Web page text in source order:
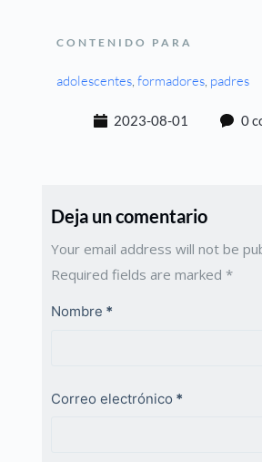
CONTENIDO PARA
adolescentes, formadores, padres
2023-08-01 0
Deja un comentario
Your email address will not be
Required fields are marked*
Nombre *
Correo electrónico *